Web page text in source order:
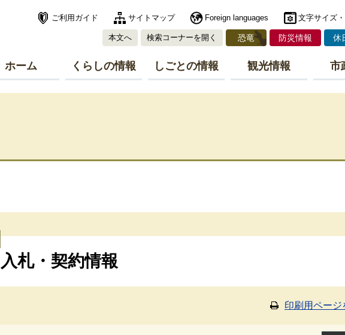
ご利用ガイド サイトマップ Foreign languages 文字サイズ
本文へ 検索コーナーを開く 恐竜 防災情報 休
ホーム くらしの情報 しごとの情報 観光情報 市
入札・契約情報
印刷用ページ